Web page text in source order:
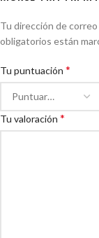
Tu dirección de
obligatorios están
Tu puntuación *
Tu valoración *